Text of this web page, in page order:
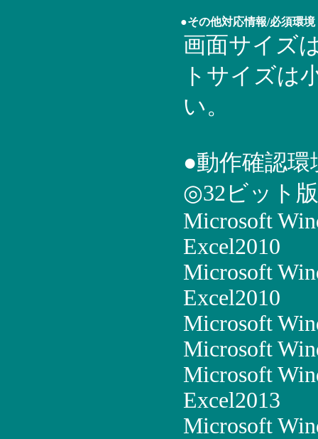
●その他対応情報/必須環境
画面サイズ
トサイズは
い。
●動作確認環
◎32ビット
Microsoft
Excel2010
Microsoft
Excel2010
Microsoft
Microsoft
Microsoft
Excel2013
Microsoft